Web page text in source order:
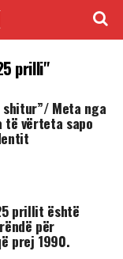
prilli"
Meta nga
të vërteta sapo
prillit është
për
prej 1990.